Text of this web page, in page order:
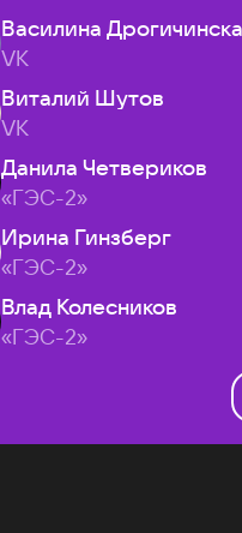
Василина
VK
Виталий Шутов
VK
Данила Четвериков
«ГЭС-2»
Ирина Гинзберг
«ГЭС-2»
Влад Колесников
«ГЭС-2»